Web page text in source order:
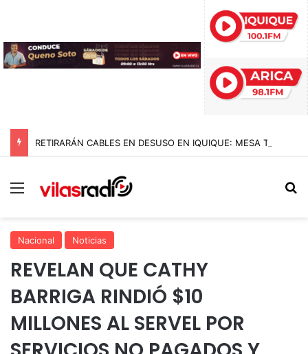
Menú
Nacional Noticias
REVELAN QUE CATHY
BARRIGA RINDIÓ $10
MILLONES AL SERVEL POR